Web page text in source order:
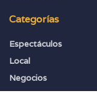
Categorías
Espectáculos
Local
Negocios
Política